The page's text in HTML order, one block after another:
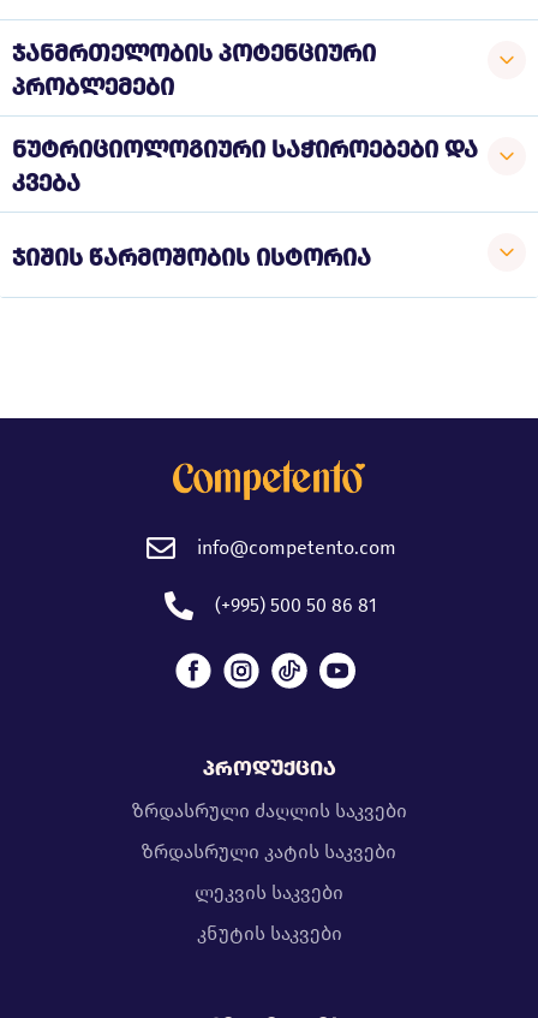
ჯანმრთელობის პოტენციური
პრობლემები
ნუტრიციოლოგიური საჭიროებები და
კვება
ჯიშის წარმოშობის ისტორია
info@competento.com
(+995) 500 50 86 81
პროდუქცია
ზრდასრული ძაღლის საკვები
ზრდასრული კატის საკვები
ლეკვის საკვები
კნუტის საკვები